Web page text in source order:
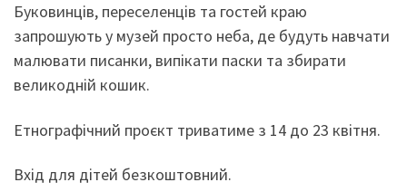
Буковинців, переселенців та гостей краю
запрошують у музей просто неба, де будуть навчати
малювати писанки, випікати паски та збирати
великодній кошик.
Етнографічний проєкт триватиме з 14 до 23 квітня.
Вхід для дітей безкоштовний.